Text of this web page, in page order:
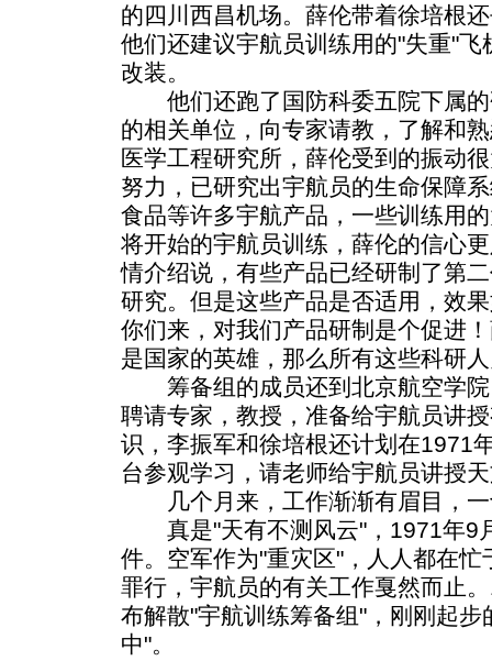
的四川西昌机场。薛伦带着徐培根
他们还建议宇航员训练用的"失重"
改装。
他们还跑了国防科委五院下属的
的相关单位，向专家请教，了解和
医学工程研究所，薛伦受到的振动
努力，已研究出宇航员的生命保障
食品等许多宇航产品，一些训练用
将开始的宇航员训练，薛伦的信心
情介绍说，有些产品已经研制了第
研究。但是这些产品是否适用，效
你们来，对我们产品研制是个促进
是国家的英雄，那么所有这些科研
筹备组的成员还到北京航空学院
聘请专家，教授，准备给宇航员讲
识，李振军和徐培根还计划在1971
台参观学习，请老师给宇航员讲授
几个月来，工作渐渐有眉目，一
真是"天有不测风云"，1971年9
件。空军作为"重灾区"，人人都在
罪行，宇航员的有关工作戛然而止
布解散"宇航训练筹备组"，刚刚起
中"。